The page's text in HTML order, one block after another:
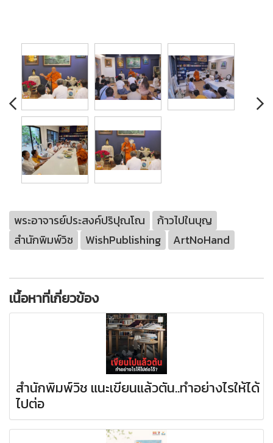
พระอาจารย์ประสงค์ปริปุณโณ
ก้าวไปในบุญ
สำนักพิมพ์วิช
WishPublishing ArtNoHand
เนื้อหาที่เกี่ยวข้อง
สำนักพิมพ์วิช แนะเขียนแล้วตัน..ทำอย่างไรให้ได้
ไปต่อ